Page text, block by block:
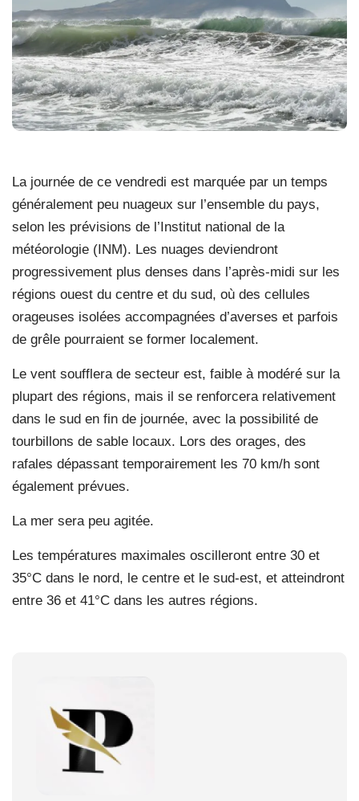
La journée de ce vendredi est marquée par un temps
généralement peu nuageux sur l’ensemble du pays,
selon les prévisions de l’Institut national de la
météorologie (INM). Les nuages deviendront
progressivement plus denses dans l’après-midi sur les
régions ouest du centre et du sud, où des cellules
orageuses isolées accompagnées d’averses et parfois
de grêle pourraient se former localement.
Le vent soufflera de secteur est, faible à modéré sur la
plupart des régions, mais il se renforcera relativement
dans le sud en fin de journée, avec la possibilité de
tourbillons de sable locaux. Lors des orages, des
rafales dépassant temporairement les 70 km/h sont
également prévues.
La mer sera peu agitée.
Les températures maximales oscilleront entre 30 et
35°C dans le nord, le centre et le sud-est, et atteindront
entre 36 et 41°C dans les autres régions.